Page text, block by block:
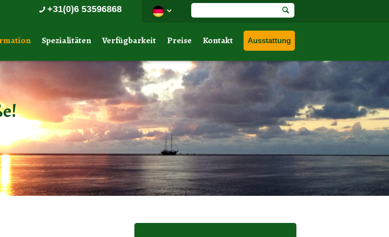
+31(0)6 53596868
Spezialitäten Verfügbarkeit Preise Kontakt Ausstattung